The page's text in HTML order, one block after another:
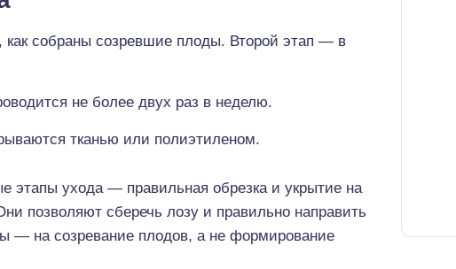
собраны созревшие плоды. Второй этап — в
не более двух раз в неделю.
тканью или полиэтиленом.
этапы ухода — правильная обрезка и укрытие на
позволяют сберечь лозу и правильно направить
— на созревание плодов, а не формирование